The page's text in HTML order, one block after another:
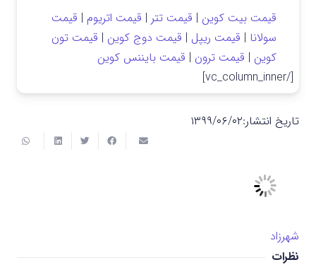
قیمت بیت کوین | قیمت تتر | قیمت اتریوم | قیمت
سولانا | قیمت ریپل | قیمت دوج کوین | قیمت تون
کوین | قیمت ترون | قیمت بایننس کوین
[/vc_column_inner]
تاریخ انتشار:۱۳۹۹/۰۶/۰۲
شهرزاد
نظرات